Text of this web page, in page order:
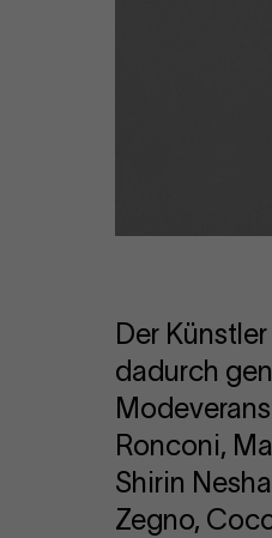
Der
dadurch
Ronconi,
Shirin
Zegno,